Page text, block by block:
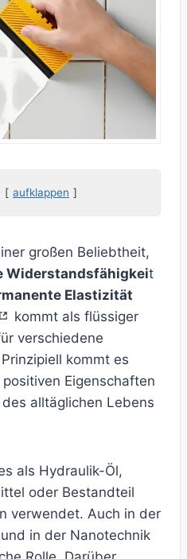
aufklappen
großen Beliebtheit,
Widerstandsfähigkeit
Elastizität
kommt als flüssiger
verschiedene
kommt es
Eigenschaften
alltäglichen Lebens
als Hydraulik-Öl,
oder Bestandteil
verwendet. Auch in der
in der Nanotechnik